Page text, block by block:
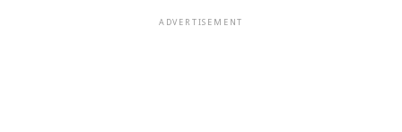
ADVERTISEMENT